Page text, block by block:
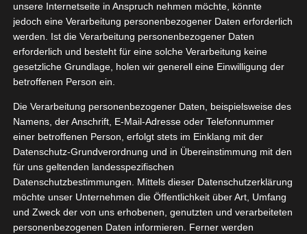
Gehe zu ...
08, 2023
& Burn
Essen
Trinken
nupo Collagen Beauty & Burn
August 29, 2023 | Essen,Nahrungsergänzung,
Produktvorstellungen, Sport Trinken, Vegetarisch
unsere Internetseite in Anspruch nehmen möchte, könnte
jedoch eine Verarbeitung personenbezogener Daten erforderlich
werden. Ist die Verarbeitung personenbezogener Daten
erforderlich und besteht für eine solche Verarbeitung keine
gesetzliche Grundlage, holen wir generell eine Einwilligung der
betroffenen Person ein.
Die Verarbeitung personenbezogener Daten, beispielsweise des
Namens, der Anschrift, E-Mail-Adresse oder Telefonnummer
einer betroffenen Person, erfolgt stets im Einklang mit der
Datenschutz-Grundverordnung und in Übereinstimmung mit den
für uns geltenden landesspezifischen
Datenschutzbestimmungen. Mittels dieser Datenschutzerklärung
möchte unser Unternehmen die Öffentlichkeit über Art, Umfang
und Zweck der von uns erhobenen, genutzten und verarbeiteten
personenbezogenen Daten informieren. Ferner werden